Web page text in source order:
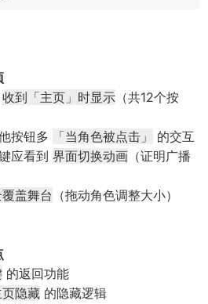
收到「主页」时显示 （共12个按
按钮多
「当角色被点击」
的交互
应看到 界面切换动画 （证明广播
盖舞台 （拖动角色调整大小）
的返回功能
隐藏 的隐藏逻辑